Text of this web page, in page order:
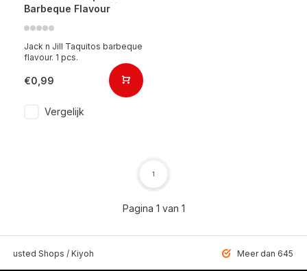
Barbeque Flavour
Jack n Jill Taquitos barbeque
flavour. 1 pcs.
€0,99
Vergelijk
Pagina 1 van 1
1
Shops / Kiyoh Meer dan 6459